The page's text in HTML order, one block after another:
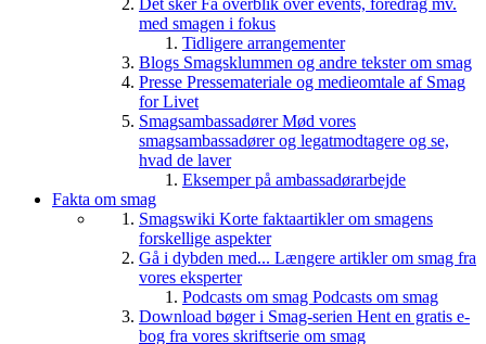
Det skerFå overblik over events, foredrag mv.
med smagen i fokus
Tidligere arrangementer
Blogs Smagsklummen og andre tekster om smag
Presse Pressemateriale og medieomtale af Smag
for Livet
SmagsambassadørerMød vores
smagsambassadører og legatmodtagere og se,
hvad de laver
Eksemper på ambassadørarbejde
Fakta om smag
Smagswiki Korte faktaartikler om smagens
forskellige aspekter
Gå i dybden med... Længere artikler om smag fra
vores eksperter
Podcasts om smag Podcasts om smag
Download bøger i Smag-serien Hent en gratis e-
bog fra vores skriftserie om smag